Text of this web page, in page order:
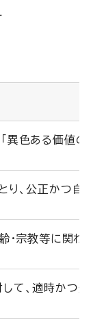
異色ある価値の
り、公正かつ自
齢・宗教等に関
て、適時かつ